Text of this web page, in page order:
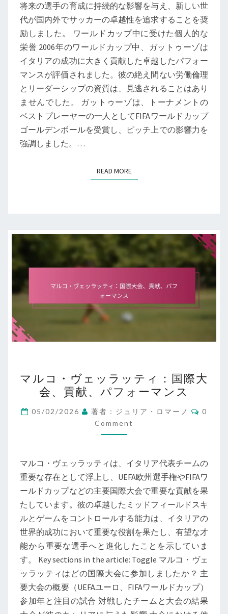
将来の選手の育成に持続的な影響を与え、新しい世
代が国内外でサッカーの卓越性を追求することを奨
励しました。 ワールドカップ中に受けた個人的な
栄誉 2006年のワールドカップ中、ガットゥーゾは
イタリアの成功に大きく貢献した卓越したパフォー
マンスが評価されました。彼の絶え間ない労働倫理
とリーダーシップの資質は、見逃されることはあり
ませんでした。 ガットゥーゾは、トーナメントの
ベストプレーヤーの一人としてFIFAワールドカップ
ゴールデンボールを受賞し、ピッチ上での影響力を
強調しました。…
READ MOREREAD MORE
ル
コ・
ヴ
ェ
ッ
ッ
テ
ィ：
国
際
大
会、
貢
献、
パ
フ
マルコ・ヴェッラッティ：国際大
会、貢献、パフォーマンス
05/02/2026 著者：ジュリア・ロマーノ
0
Comment
マルコ・ヴェッラッティは、イタリア代表チームの
重要な存在として浮上し、UEFA欧州選手権やFIFAワ
ールドカップなどの主要国際大会で重要な貢献を果
たしています。彼の卓越したミッドフィールドスキ
ルとゲームをコントロールする能力は、イタリアの
世界的成功において重要な役割を果たし、有望な才
能から重要な選手へと進化したことを示していま
す。 Key sections in the article: Toggle マルコ・ヴェ
ッラッティはどの国際大会に参加しましたか？ 主
要大会の概要（UEFAユーロ、FIFAワールドカップ）
参加年と注目の試合 対戦したチームと大会の結果